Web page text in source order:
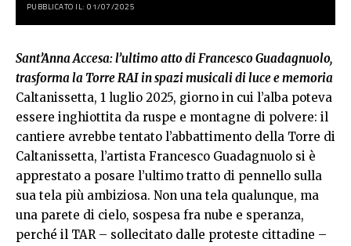
PUBBLICATO IL: 01/07/2025
Sant’Anna Accesa: l’ultimo atto di Francesco Guadagnuolo,
trasforma la Torre RAI in spazi musicali di luce e memoria
Caltanissetta, 1 luglio 2025, giorno in cui l’alba poteva
essere inghiottita da ruspe e montagne di polvere: il
cantiere avrebbe tentato l’abbattimento della Torre di
Caltanissetta, l’artista Francesco Guadagnuolo si è
apprestato a posare l’ultimo tratto di pennello sulla
sua tela più ambiziosa. Non una tela qualunque, ma
una parete di cielo, sospesa fra nube e speranza,
perché il TAR – sollecitato dalle proteste cittadine –